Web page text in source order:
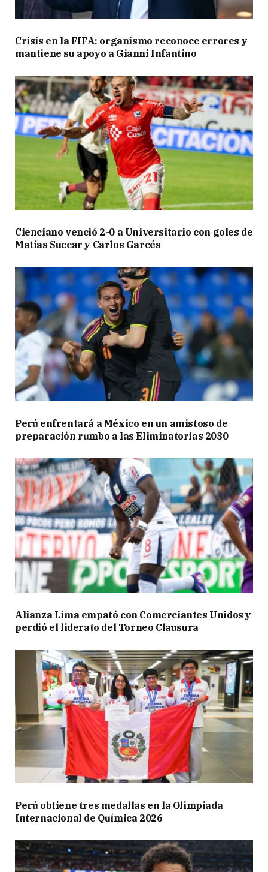
Crisis en la FIFA: organismo reconoce errores y
mantiene su apoyo a Gianni Infantino
Cienciano venció 2-0 a Universitario con goles de
Matías Succar y Carlos Garcés
Perú enfrentará a México en un amistoso de
preparación rumbo a las Eliminatorias 2030
Alianza Lima empató con Comerciantes Unidos y
perdió el liderato del Torneo Clausura
Perú obtiene tres medallas en la Olimpiada
Internacional de Química 2026